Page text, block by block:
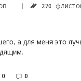
270
а для меня это
0 0